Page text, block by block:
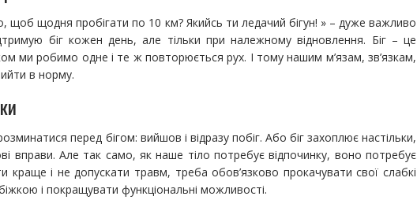
щоб щодня пробігати по 10 км? Якийсь ти ледачий бігун! » – дуже важливо
біг кожен день, але тільки при належному відновлення. Біг – це
ми робимо одне і те ж повторюється рух. І тому нашим м’язам, зв’язкам,
в норму.
перед бігом: вийшов і відразу побіг. Або біг захоплює настільки,
вправи. Але так само, як наше тіло потребує відпочинку, воно потребує
краще і не допускати травм, треба обов’язково прокачувати свої слабкі
і покращувати функціональні можливості.